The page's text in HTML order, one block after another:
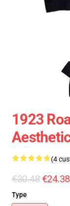
1923
(4
€30.48 €24.38
Type